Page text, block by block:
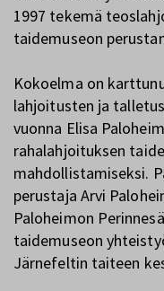
1997 tekemä
taidemuseon
Kokoelma on
lahjoitusten ja
vuonna Elisa
rahalahjoituksen
mahdollistamiseksi.
perustaja Arvi
Paloheimon
taidemuseon
Järnefeltin taiteen